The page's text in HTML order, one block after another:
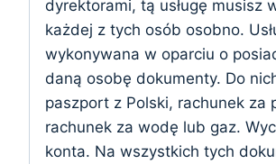
dyrektorami, tą usługę musisz
każdej z tych osób osobno.
wykonywana w oparciu o
daną osobę dokumenty. Do
paszport z Polski, rachunek za
rachunek za wodę lub gaz.
konta. Na wszystkich tych